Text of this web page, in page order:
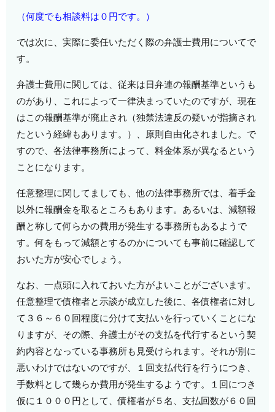
（何度でも相談料は０円です。）
では次に、実際に委任いただく際の弁護士費用についてで
す。
弁護士費用に関しては、従来は日弁連の報酬基準というも
のがあり、これによって一律決まっていたのですが、現在
はこの報酬基準が廃止され（独禁法違反の疑いが指摘され
たという経緯もあります。）、原則自由化されました。で
すので、各法律事務所によって、料金体系が異なるという
ことになります。
任意整理に関してましても、他の法律事務所では、着手金
以外に報酬金を取るところもあります。あるいは、減額報
酬と称して何らかの費用が発生する事務所もあるようで
す。何をもって減額とするのかについても事前に確認して
おいた方が安心でしょう。
なお、一点頭に入れておいた方がよいことがございます。
任意整理で債権者と示談が成立した後に、各債権者に対し
て３６～６０回程度に分けて支払いを行っていくことにな
りますが、その際、弁護士がその支払を代行するという契
約内容となっている事務所も見受けられます。それが別に
悪いわけではないのですが、１回支払代行を行うにつき、
手数料として幾らか費用が発生するようです。１回につき
仮に１０００円として、債権者が５名、支払回数が６０回